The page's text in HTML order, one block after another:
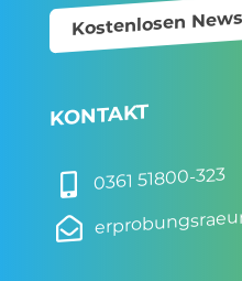
Kostenlosen
KONTAKT
 0361 51800-323
